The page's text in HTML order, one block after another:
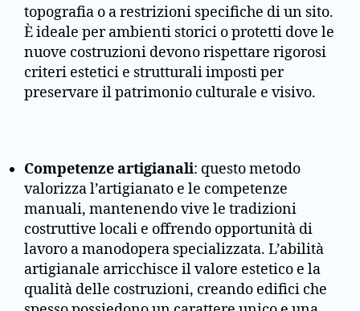
topografia o a restrizioni specifiche di un sito.
È ideale per ambienti storici o protetti dove le
nuove costruzioni devono rispettare rigorosi
criteri estetici e strutturali imposti per
preservare il patrimonio culturale e visivo.
Competenze artigianali: questo metodo
valorizza l’artigianato e le competenze
manuali, mantenendo vive le tradizioni
costruttive locali e offrendo opportunità di
lavoro a manodopera specializzata. L’abilità
artigianale arricchisce il valore estetico e la
qualità delle costruzioni, creando edifici che